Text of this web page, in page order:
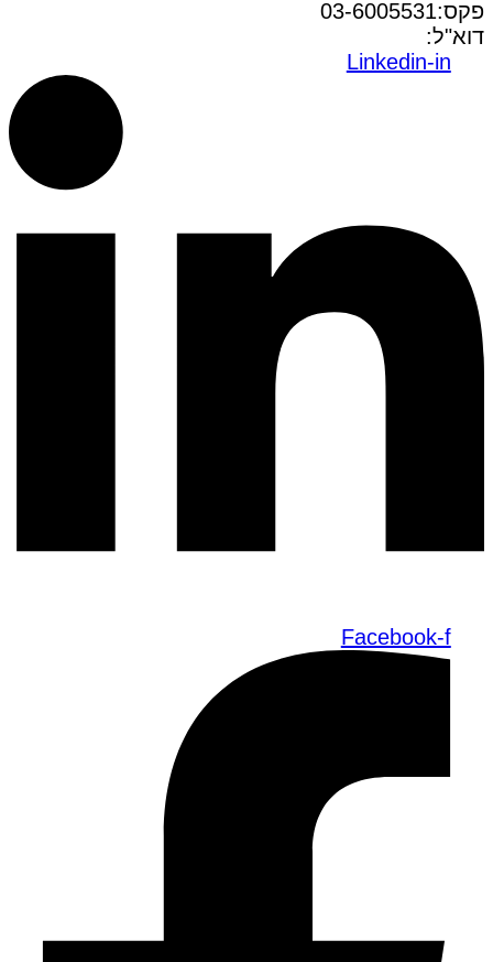
פקס:03-6005531
דוא"ל:
Linkedin-in
Facebook-f